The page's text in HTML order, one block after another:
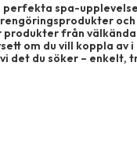
spa-
från välkända
om du vill koppla av
det du söker – enkelt,